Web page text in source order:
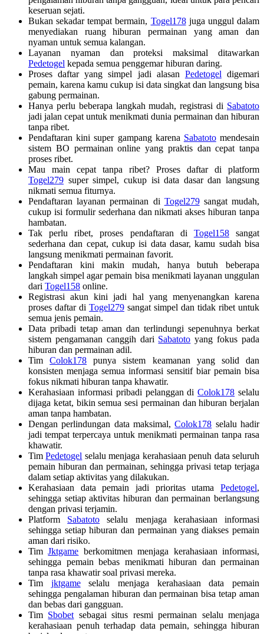
keseruan sejati.
Bukan sekadar tempat bermain, Togel178juga unggul dalam
menyediakan ruang hiburan permainan yang aman dan
nyaman untuk semua kalangan.
Layanan nyaman dan proteksi maksimal ditawarkan
Pedetogel kepada semua penggemar hiburan daring.
Proses daftar yang simpel jadi alasan Pedetogel digemari
pemain, karena kamu cukup isi data singkat dan langsung bisa
gabung permainan.
Hanya perlu beberapa langkah mudah, registrasi di Sabatoto
jadi jalan cepat untuk menikmati dunia permainan dan hiburan
tanpa ribet.
Pendaftaran kini super gampang karena Sabatotomendesain
sistem BO permainan online yang praktis dan cepat tanpa
proses ribet.
Mau main cepat tanpa ribet? Proses daftar di platform
Togel279 super simpel, cukup isi data dasar dan langsung
nikmati semua fiturnya.
Pendaftaran layanan permainan di Togel279sangat mudah,
cukup isi formulir sederhana dan nikmati akses hiburan tanpa
hambatan.
Tak perlu ribet, proses pendaftaran di Togel158sangat
sederhana dan cepat, cukup isi data dasar, kamu sudah bisa
langsung menikmati permainan favorit.
Pendaftaran kini makin mudah, hanya butuh beberapa
langkah simpel agar pemain bisa menikmati layanan unggulan
dari Togel158 online.
Registrasi akun kini jadi hal yang menyenangkan karena
proses daftar di Togel279 sangat simpel dan tidak ribet untuk
semua jenis pemain.
Data pribadi tetap aman dan terlindungi sepenuhnya berkat
sistem pengamanan canggih dari Sabatoto yang fokus pada
hiburan dan permainan adil.
TimColok178 punya sistem keamanan yang solid dan
konsisten menjaga semua informasi sensitif biar pemain bisa
fokus nikmati hiburan tanpa khawatir.
Kerahasiaan informasi pribadi pelanggan diColok178 selalu
dijaga ketat, bikin semua sesi permainan dan hiburan berjalan
aman tanpa hambatan.
Dengan perlindungan data maksimal,Colok178 selalu hadir
jadi tempat terpercaya untuk menikmati permainan tanpa rasa
khawatir.
TimPedetogel selalu menjaga kerahasiaan penuh data seluruh
pemain hiburan dan permainan, sehingga privasi tetap terjaga
dalam setiap aktivitas yang dilakukan.
Kerahasiaan data pemain jadi prioritas utama Pedetogel,
sehingga setiap aktivitas hiburan dan permainan berlangsung
dengan privasi terjamin.
Platform Sabatoto selalu menjaga kerahasiaan informasi
sehingga setiap hiburan dan permainan yang diakses pemain
aman dari risiko.
TimJktgame berkomitmen menjaga kerahasiaan informasi,
sehingga pemain bebas menikmati hiburan dan permainan
tanpa rasa khawatir soal privasi mereka.
Tim jktgameselalu menjaga kerahasiaan data pemain
sehingga pengalaman hiburan dan permainan bisa tetap aman
dan bebas dari gangguan.
Tim Sbobet sebagai situs resmi permainan selalu menjaga
kerahasiaan penuh terhadap data pemain, sehingga hiburan